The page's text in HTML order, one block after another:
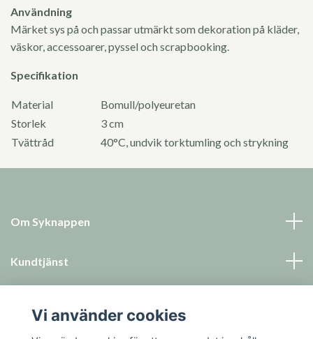
Användning
Märket sys på och passar utmärkt som dekoration på kläder,
väskor, accessoarer, pyssel och scrapbooking.
Specifikation
Material
Bomull/polyeuretan
Storlek
3 cm
Tvättråd
40°C, undvik torktumling och strykning
Om Syknappen
Kundtjänst
Vi använder cookies